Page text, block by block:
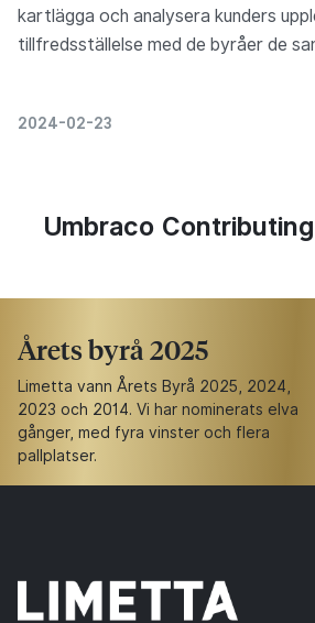
kartlägga och analysera kunders
tillfredsställelse med de byråer de
2024-02-23
Umbraco
Årets byrå 2025
Limetta vann Årets Byrå 2025, 2024,
2023 och 2014. Vi har nominerats elva
gånger, med fyra vinster och flera
pallplatser.